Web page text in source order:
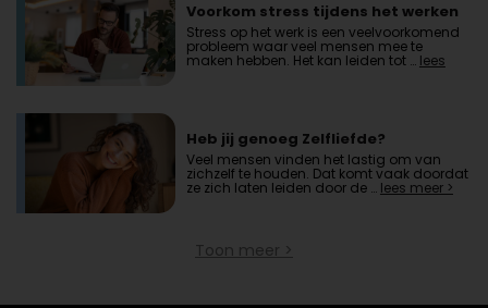
Voorkom stress tijdens het werken
Stress op het werk is een veelvoorkomend
probleem waar veel mensen mee te
maken hebben. Het kan leiden tot … lees
Heb jij genoeg Zelfliefde?
Veel mensen vinden het lastig om van
zichzelf te houden. Dat komt vaak doordat
ze zich laten leiden door de … lees meer >
Toon meer >